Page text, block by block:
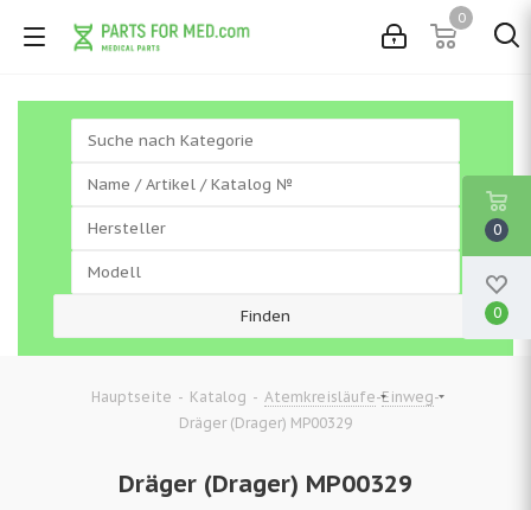
0
Hauptseite - Katalog - Atemkreisläufe-Einweg-
Dräger (Drager) MP00329
Dräger (Drager) MP00329
0
0